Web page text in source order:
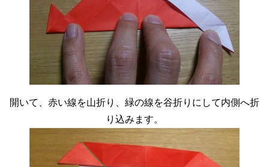
開いて、赤い線を山折り、緑の線を谷折りにして内側へ折
り込みます。